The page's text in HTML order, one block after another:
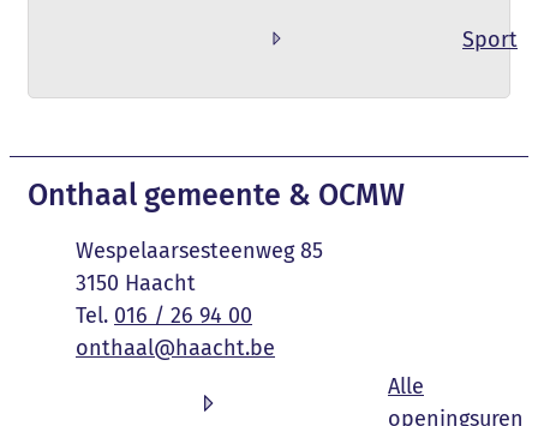
Sport
Contact & openingsuren
Onthaal gemeente & OCMW
AdresWespelaarsesteenweg 85
,3150 Haacht
016 / 26 94 00
E-mailonthaal@haacht.be
Alle
openingsuren